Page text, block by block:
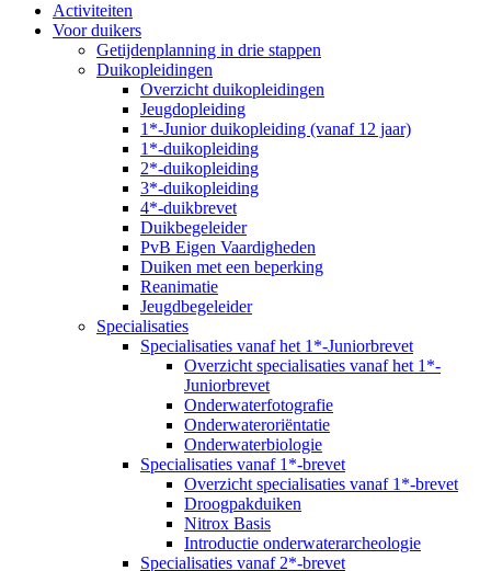
Activiteiten
Voor duikers
Getijdenplanning in drie stappen
Duikopleidingen
Overzicht duikopleidingen
Jeugdopleiding
1*-Junior duikopleiding (vanaf 12 jaar)
1*-duikopleiding
2*-duikopleiding
3*-duikopleiding
4*-duikbrevet
Duikbegeleider
PvB Eigen Vaardigheden
Duiken met een beperking
Reanimatie
Jeugdbegeleider
Specialisaties
Specialisaties vanaf het 1*-Juniorbrevet
Overzicht specialisaties vanaf het 1*-
Juniorbrevet
Onderwaterfotografie
Onderwateroriëntatie
Onderwaterbiologie
Specialisaties vanaf 1*-brevet
Overzicht specialisaties vanaf 1*-brevet
Droogpakduiken
Nitrox Basis
Introductie onderwaterarcheologie
Specialisaties vanaf 2*-brevet